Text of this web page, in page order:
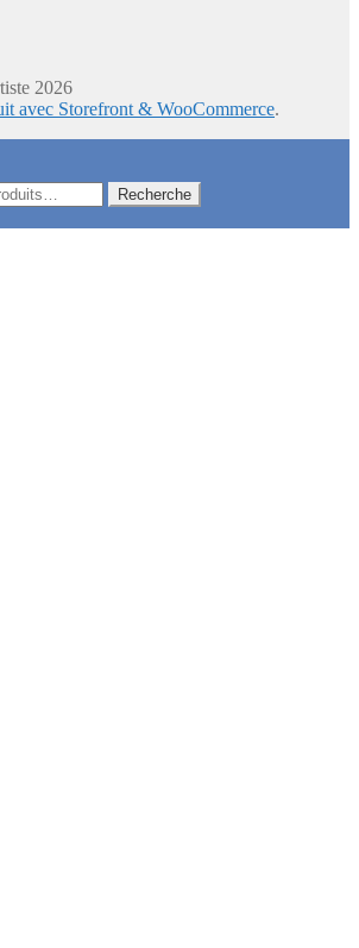
2026
avec Storefront & WooCommerce.
Recherche